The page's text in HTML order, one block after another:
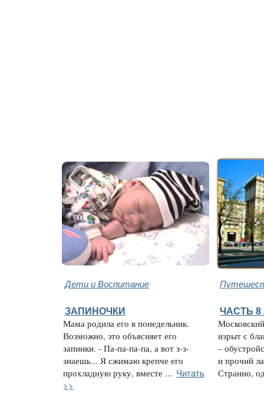
Дети и Воспитание
ЗАПИНОЧКИ
Мама родила его в понедельник.
Возможно, это объясняет его
запинки. - Па-па-па-па, а вот з-з-
знаешь... Я сжимаю крепче его
прохладную руку, вместе ... Читать
>>
ЧАСТЬ
изрыт с
–
и прочий
Странно,